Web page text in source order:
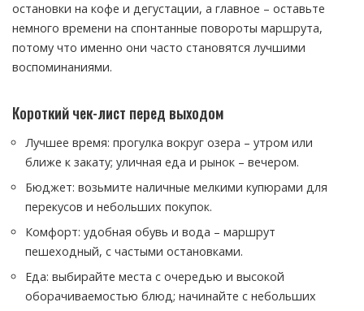
остановки на кофе и дегустации, а главное – оставьте
немного времени на спонтанные повороты маршрута,
потому что именно они часто становятся лучшими
воспоминаниями.
Короткий чек-лист перед выходом
Лучшее время: прогулка вокруг озера – утром или
ближе к закату; уличная еда и рынок – вечером.
Бюджет: возьмите наличные мелкими купюрами для
перекусов и небольших покупок.
Комфорт: удобная обувь и вода – маршрут
пешеходный, с частыми остановками.
Еда: выбирайте места с очередью и высокой
оборачиваемостью блюд; начинайте с небольших